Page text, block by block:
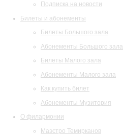
Подписка на новости
Билеты и абонементы
Билеты Большого зала
Абонементы Большого зала
Билеты Малого зала
Абонементы Малого зала
Как купить билет
Абонементы Музитория
О филармонии
Маэстро Темирканов